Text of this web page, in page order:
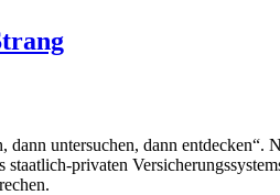
untersuchen, dann
privaten